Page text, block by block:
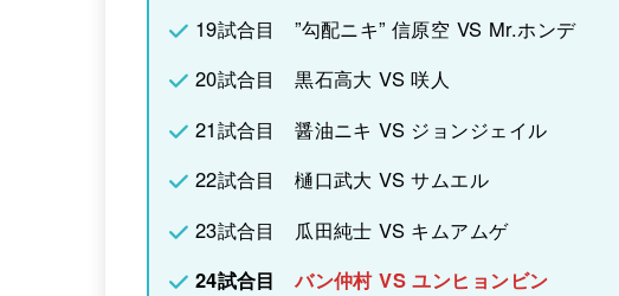
19試合目 ”勾配ニキ” 信原空 VS Mr.ホンデ
20試合目 黒石高大 VS 咲人
21試合目 醤油ニキ VS ジョンジェイル
22試合目 樋口武大 VS サムエル
23試合目 瓜田純士 VS キムアムゲ
24試合目バン仲村 VS ユンヒョンビン